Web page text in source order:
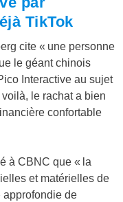
TikTok
cite « une personne
le géant chinois
Interactive au sujet
le rachat a bien
confortable
à CBNC que « la
et matérielles de
approfondie de